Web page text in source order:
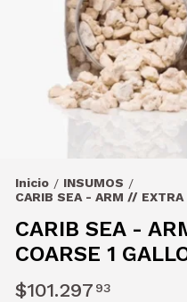
Inicio / INSUMOS /
CARIB SEA - ARM // EXTRA
CARIB SEA -
COARSE 1
$101.297 93